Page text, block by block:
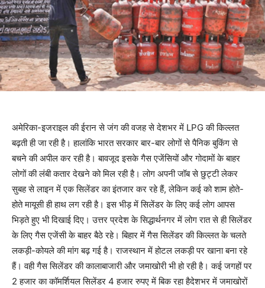
अमेरिका-इजराइल की ईरान से जंग की वजह से देशभर में LPG की किल्लत
बढ़ती ही जा रही है। हालांकि भारत सरकार बार-बार लोगों से पैनिक बुकिंग से
बचने की अपील कर रही है। बावजूद इसके गैस एजेंसियों और गोदामों के बाहर
लोगों की लंबी कतार देखने को मिल रही है। लोग अपनी जॉब से छुट्टी लेकर
सुबह से लाइन में एक सिलेंडर का इंतजार कर रहे हैं, लेकिन कई को शाम होते-
होते मायूसी ही हाथ लग रही है। इस भीड़ में सिलेंडर के लिए कई लोग आपस
भिड़ते हुए भी दिखाई दिए। उत्तर प्रदेश के सिद्धार्थनगर में लोग रात से ही सिलेंडर
के लिए गैस एजेंसी के बाहर बैठे रहे। बिहार में गैस सिलेंडर की किल्लत के चलते
लकड़ी-कोयले की मांग बढ़ गई है। राजस्थान में होटल लकड़ी पर खाना बना रहे
हैं। वही गैस सिलेंडर की कालाबाजारी और जमाखोरी भी हो रही है। कई जगहों पर
2 हजार का कॉमर्शियल सिलेंडर 4 हजार रुपए में बिक रहा हैदेशभर में जमाखोरों